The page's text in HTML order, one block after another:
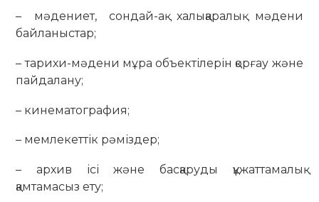
– мәдениет, сондай-ақ халықаралық мәдени
байланыстар;
– тарихи-мәдени мұра объектілерін қорғау және
пайдалану;
– кинематография;
– мемлекеттік рәміздер;
– архив ісі және басқаруды құжаттамалық
қамтамасыз ету;